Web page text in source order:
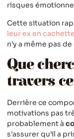
risques
Cette situation
leur ex en cachette
n’y a même pas
Que
travers
Derrière ce
motivations pas
probablement à
s’assurer qu’il a